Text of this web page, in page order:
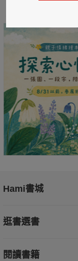
Hami書城
逛書選書
閱讀書籍